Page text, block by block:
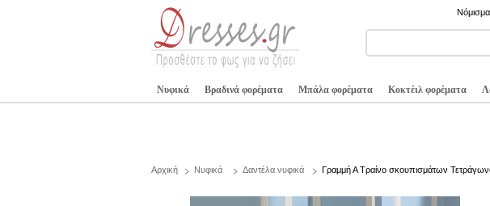
Νυφικά Βραδινά φορέματα Μπάλα φορέματα Κοκτέιλ φορέματα
Αρχική Νυφικά Δαντέλα νυφικά Γραμμή Α Τραίνο σκουπισμάτων